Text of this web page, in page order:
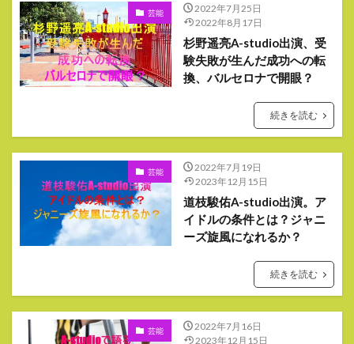
芸能
2022年7月25日
2022年8月17日
杉野遥亮A-studio出演、受
験失敗が生んだ成功への転
換、バルセロナで開眼？
続きを読む
芸能
2022年7月19日
2023年12月15日
道枝駿佑A-studio出演。ア
イドルの条件とは？ジャニ
ーズ旋風になれるか？
続きを読む
芸能
2022年7月16日
2023年12月15日